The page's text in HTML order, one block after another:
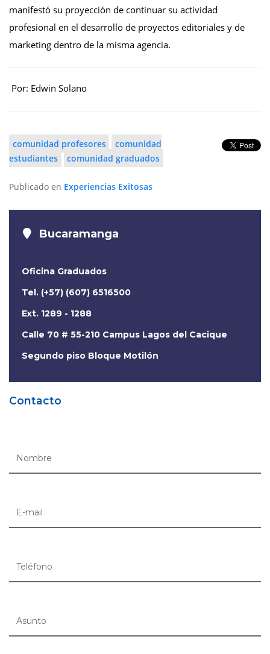
manifestó su proyección de continuar su actividad
profesional en el desarrollo de proyectos editoriales y de
marketing dentro de la misma agencia.
Por: Edwin Solano
comunidad profesores
comunidad
estudiantes
comunidad graduados
Publicado en Experiencias Exitosas
Bucaramanga
Oficina Graduados
Tel. (+57) (607) 6516500
Ext. 1289 - 1288
Calle 70 # 55-210 Campus Lagos del Cacique
Segundo piso Bloque Motilón
Contacto